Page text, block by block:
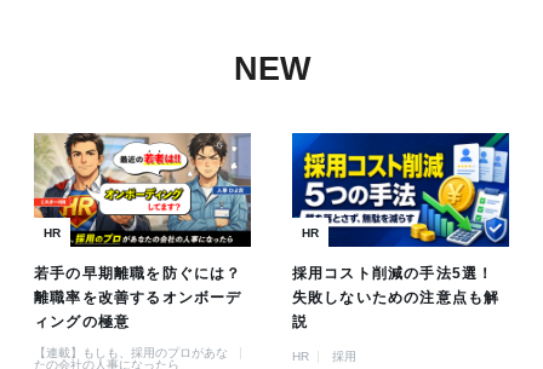
NEW
HR
若手の早期離職を防ぐには？
離職率を改善するオンボーデ
ィングの極意
【連載】もしも、採用のプロがあな
たの会社の人事になったら
HR
採用コスト削減の手法5選！
失敗しないための注意点も解
説
HR 採用